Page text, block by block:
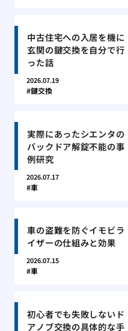
中古住宅への入居を機に
玄関の鍵交換を自分で行
った話
2026.07.19
鍵交換
実際にあったシエンタの
バックドア解錠不能の事
例研究
2026.07.17
車
車の盗難を防ぐイモビラ
イザーの仕組みと効果
2026.07.15
車
初心者でも失敗しないド
アノブ交換の具体的な手